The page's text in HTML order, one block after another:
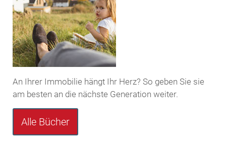
An Ihrer Immobilie hängt Ihr Herz? So geben Sie sie
am besten an die nächste Generation weiter.
Alle Bücher